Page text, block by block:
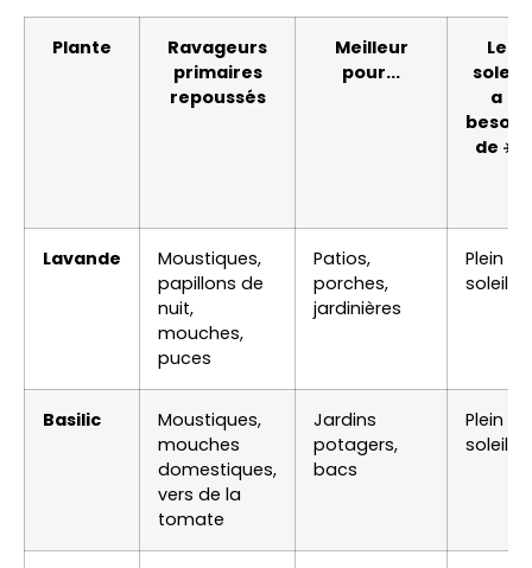
Plante
Ravageurs
primaires
repoussés
Meilleur
pour...
Le
soleil
a
besoin
de ☀️
Lavande
Moustiques,
papillons de
nuit,
mouches,
puces
Patios,
porches,
jardinières
Plein
soleil
Basilic
Moustiques,
mouches
domestiques,
vers de la
tomate
Jardins
potagers,
bacs
Plein
soleil